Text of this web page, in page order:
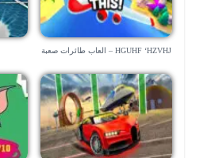
HGUHF ‘HZVHJ – العاب طائرات صعبة